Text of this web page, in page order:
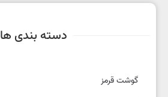
دسته بندی ها
گوشت قرمز